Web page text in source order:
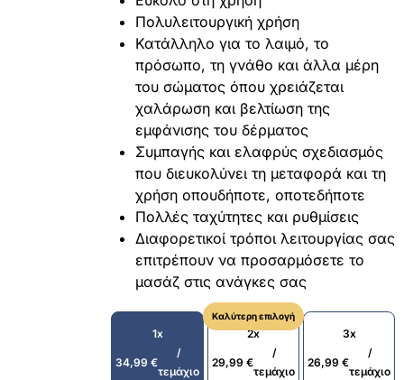
Πολυλειτουργική χρήση
Κατάλληλο για το λαιμό, το
πρόσωπο, τη γνάθο και άλλα μέρη
του σώματος όπου χρειάζεται
χαλάρωση και βελτίωση της
εμφάνισης του δέρματος
Συμπαγής και ελαφρύς σχεδιασμός
που διευκολύνει τη μεταφορά και τη
χρήση οπουδήποτε, οποτεδήποτε
Πολλές ταχύτητες και ρυθμίσεις
Διαφορετικοί τρόποι λειτουργίας σας
επιτρέπουν να προσαρμόσετε το
μασάζ στις ανάγκες σας
1x
34,99 €
/
τεμάχιο
Καλύτερη επιλογή
2x
29,99 €
/
τεμάχιο
3x
26,99 €
/
τεμάχιο